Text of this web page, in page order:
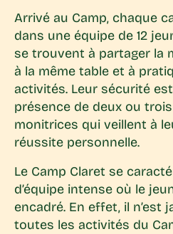
Arrivé au Camp, chaque
dans une équipe de 12
se trouvent à partager la
à la même table et à
activités. Leur sécurité
présence de deux ou
monitrices qui veillent à
réussite personnelle.
Le Camp Claret se
d’équipe intense où le
encadré. En effet, il n’est
toutes les activités du